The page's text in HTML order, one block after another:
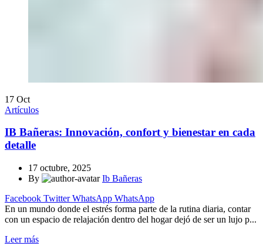
17 Oct
Artículos
IB Bañeras: Innovación, confort y bienestar en cada
detalle
17 octubre, 2025
By
Ib Bañeras
Facebook Twitter WhatsApp WhatsApp
En un mundo donde el estrés forma parte de la rutina diaria, contar
con un espacio de relajación dentro del hogar dejó de ser un lujo p...
Leer más